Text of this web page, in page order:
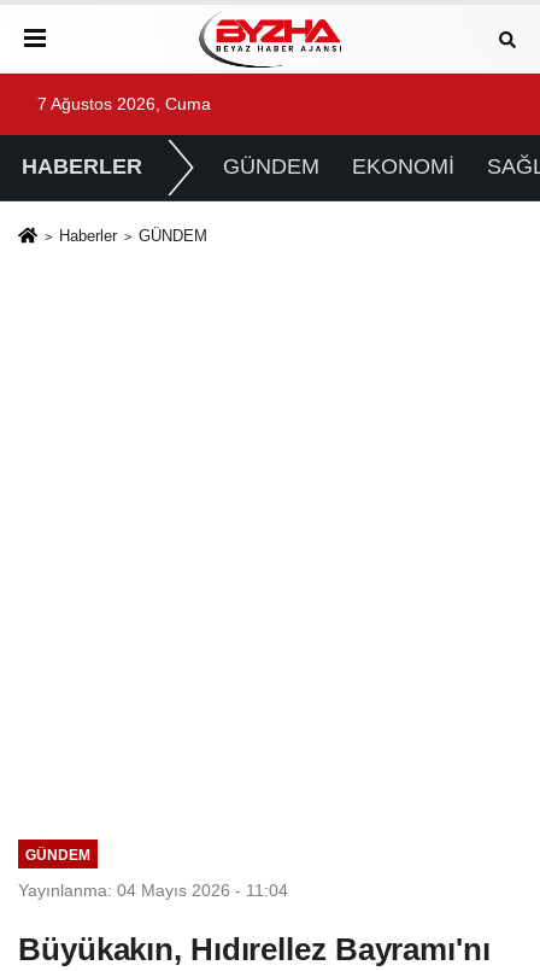
7 Ağustos 2026, Cuma
HABERLER GÜNDEM EKONOMİ
Haberler GÜNDEM
GÜNDEM
Yayınlanma: 04 Mayıs 2026 - 11:04
Büyükakın, Hıdırellez Bayramı'nı